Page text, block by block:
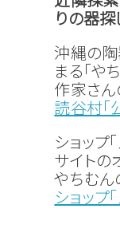
りの器探
沖縄の
まる「や
作家さん
読谷村「
ショップ
サイトの
やちむん
ショップ